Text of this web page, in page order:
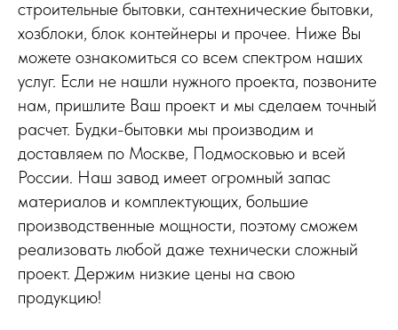
строительные бытовки, сантехнические бытовки,
хозблоки, блок контейнеры и прочее. Ниже Вы
можете ознакомиться со всем спектром наших
услуг. Если не нашли нужного проекта, позвоните
нам, пришлите Ваш проект и мы сделаем точный
расчет. Будки-бытовки мы производим и
доставляем по Москве, Подмосковью и всей
России. Наш завод имеет огромный запас
материалов и комплектующих, большие
производственные мощности, поэтому сможем
реализовать любой даже технически сложный
проект. Держим низкие цены на свою
продукцию!